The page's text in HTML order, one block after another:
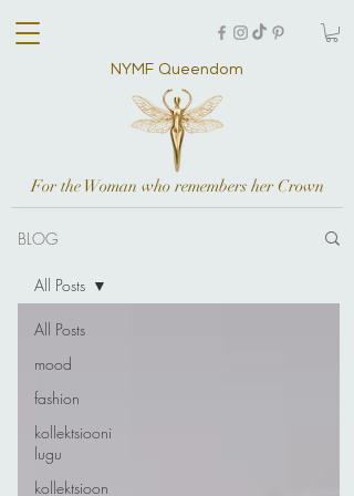
NYMF Queendom
For the Woman who remembers her Crown
BLOG
All Posts
mood
fashion
kollektsiooni
lugu
kollektsioon
All Posts